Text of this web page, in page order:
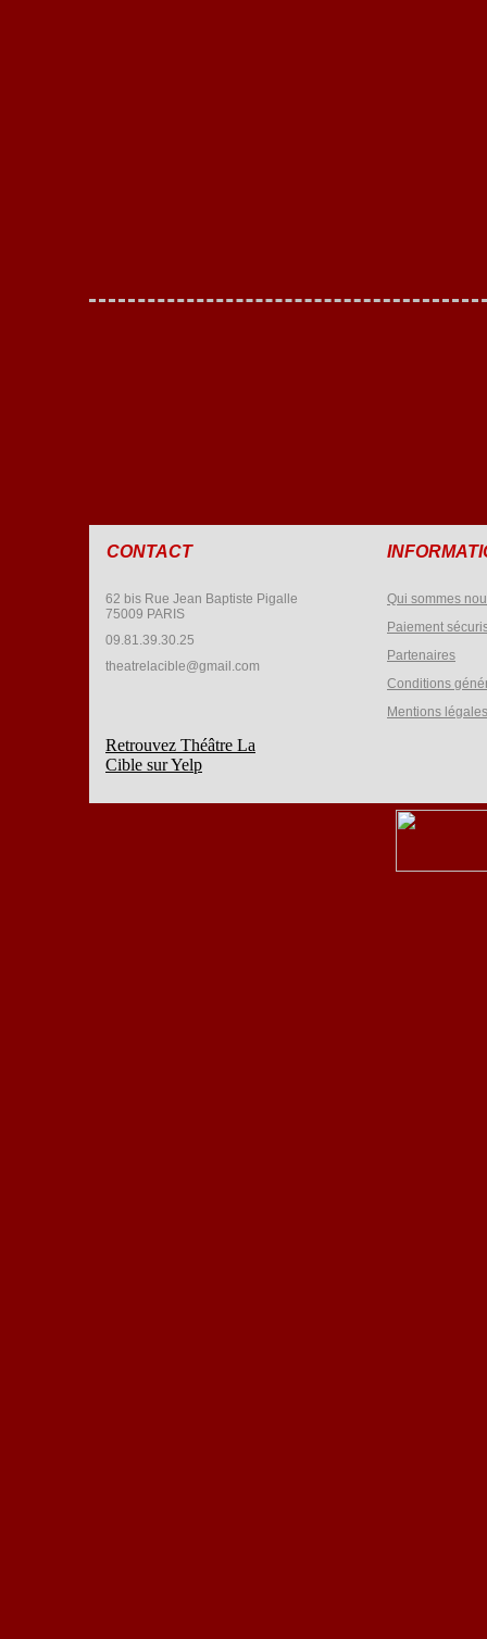
CONTACT
62 bis Rue Jean Baptiste Pigalle
75009 PARIS
09.81.39.30.25
theatrelacible@gmail.com
Retrouvez Théâtre La
Cible sur Yelp
Qui sommes
Paiement
Partenaires
Conditions
Mentions légales